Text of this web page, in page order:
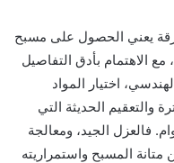
يعني الحصول على مسبح
الاهتمام بأدق التفاصيل
اختيار المواد
والتعقيم الحديثة التي
فالعزل الجيد، ومعالجة
متانة المسبح واستمراريته